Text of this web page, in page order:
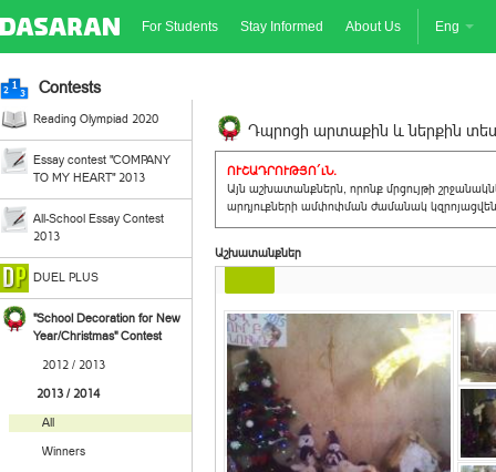
For Students Stay Informed About Us Eng
Contests
Reading Olympiad 2020
Essay contest "COMPANY
TO MY HEART" 2013
All-School Essay Contest
2013
DUEL PLUS
"School Decoration for New
Year/Christmas" Contest
2012 / 2013
2013 / 2014
All
Winners
Դպրոցի արտաքին և ներքին
ՈՒՇԱԴՐՈՒԹՅՈ´ւՆ.
Այն աշխատանքներն, որոնք մրցույթի
արդյուքների ամփոփման ժամանակ
Աշխատանքներ